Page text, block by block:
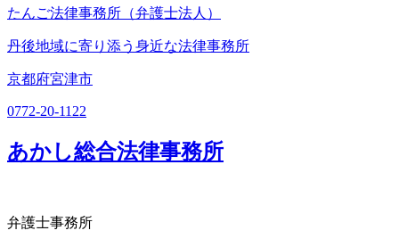
たんご法律事務所（弁護士法人）
丹後地域に寄り添う身近な法律事務所
京都府宮津市
0772-20-1122
あかし総合法律事務所
弁護士事務所